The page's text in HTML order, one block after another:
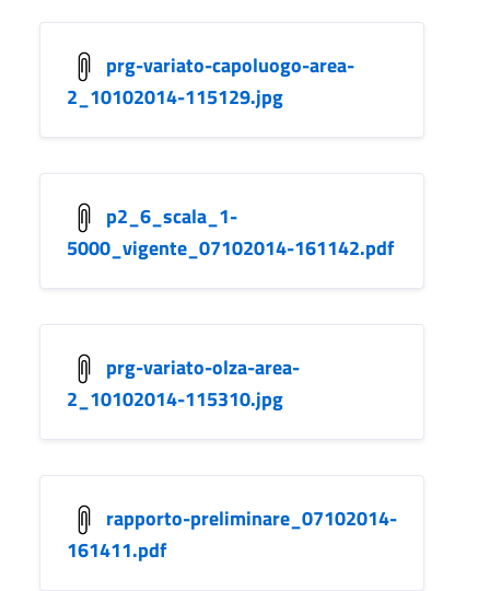
prg-variato-capoluogo-area-
2_10102014-115129.jpg
p2_6_scala_1-
5000_vigente_07102014-161142.pdf
prg-variato-olza-area-
2_10102014-115310.jpg
rapporto-preliminare_07102014-
161411.pdf